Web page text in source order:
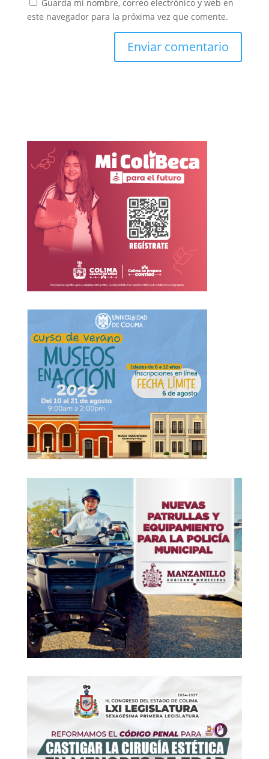
Guarda mi nombre, correo electrónico y web en
este navegador para la próxima vez que comente.